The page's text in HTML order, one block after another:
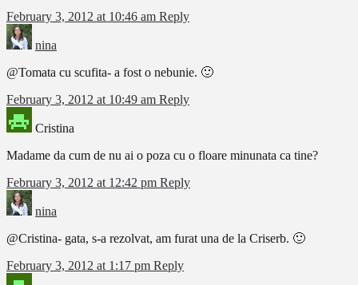
February 3, 2012 at 10:46 am Reply
nina
@Tomata cu scufita- a fost o nebunie. 🙂
February 3, 2012 at 10:49 am Reply
Cristina
Madame da cum de nu ai o poza cu o floare minunata ca tine?
February 3, 2012 at 12:42 pm Reply
nina
@Cristina- gata, s-a rezolvat, am furat una de la Criserb. 🙂
February 3, 2012 at 1:17 pm Reply